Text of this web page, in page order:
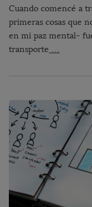
Cuando comencé a
primeras cosas que
en mi paz mental-
transporte …